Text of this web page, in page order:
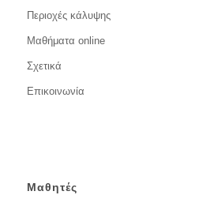
Περιοχές κάλυψης
Μαθήματα online
Σχετικά
Επικοινωνία
Μαθητές